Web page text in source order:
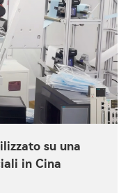
su una
in Cina